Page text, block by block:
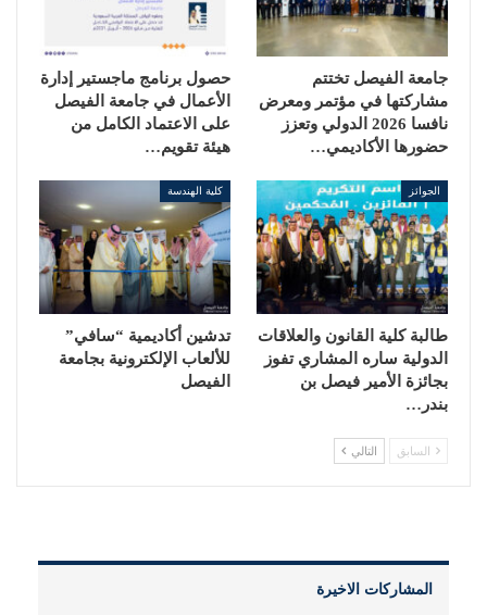
جامعة الفيصل تختتم
مشاركتها في مؤتمر ومعرض
نافسا 2026 الدولي وتعزز
حضورها الأكاديمي…
حصول برنامج ماجستير إدارة
الأعمال في جامعة الفيصل
على الاعتماد الكامل من
هيئة تقويم…
الجوائز
طالبة كلية القانون والعلاقات
الدولية ساره المشاري تفوز
بجائزة الأمير فيصل بن
بندر…
كلية الهندسة
تدشين أكاديمية “سافي”
للألعاب الإلكترونية بجامعة
الفيصل
السابق التالي
المشاركات الاخيرة